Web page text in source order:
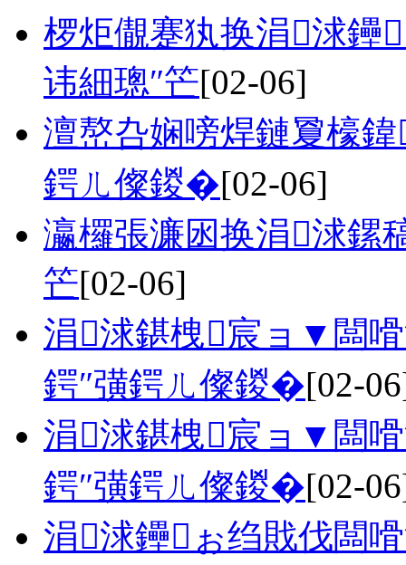
椤炬儬蹇犱换涓浗鑸
讳細璁″笀[02-06]
澶嶅叴娴嗙焊鏈夐檺
鍔ㄦ儏鍐�[02-06]
瀛欏張濂囦换涓浗鏍
笀[02-06]
涓浗鍖栧宸ョ▼闆
鍔″彉鍔ㄦ儏鍐�[02-
涓浗鍖栧宸ョ▼闆
鍔″彉鍔ㄦ儏鍐�[02-
涓浗鑸ぉ绉戝伐闆